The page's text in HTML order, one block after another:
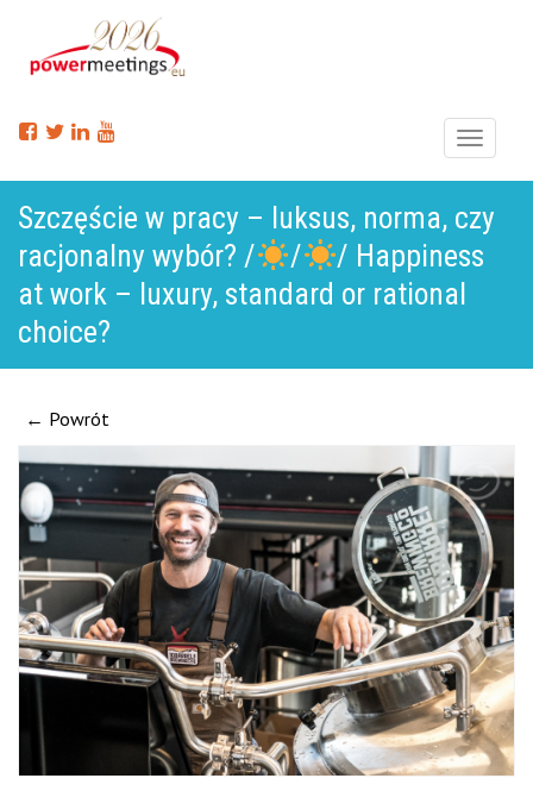
Menu
Szczęście w pracy – luksus, norma, czy
racjonalny wybór? /
/
/ Happiness
at work – luxury, standard or rational
choice?
← Powrót